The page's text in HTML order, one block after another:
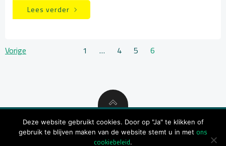
Lees verder
Berichten
Vorige
Berichten
Pagina
1 … Pagina
4 Pagina
5 Pagina
6
© 2026 BDH
Deze website gebruikt cookies. Door op "Ja" te klikken of
gebruik te blijven maken van de website stemt u in met ons
cookiebeleid.